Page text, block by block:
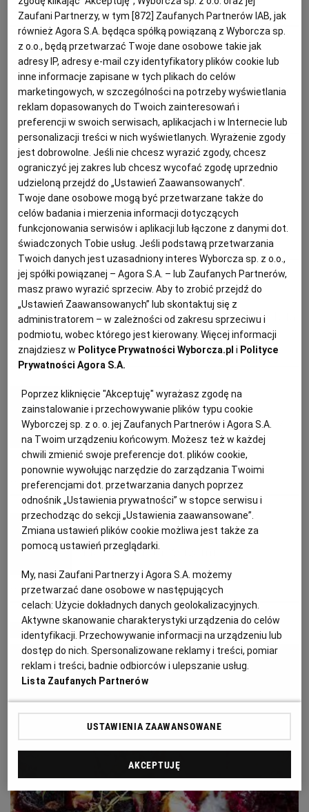
NAPOJE
SAŁATKI
MAKARONY
MIĘSA
RYBY
PRZEKĄSKI
DOMOWE PRZETWORY
SOST, DIPY I INNE DODATKI
DOMOWE PRZYJĘCIE
GRILL
KUCHNIA CHIŃSKA
KUCHNIA TAJSKA
KUCHNIA GRECKA
KUCHNIA PORTUGALSKA
KUCHNIA FRANCUSKA
KUCHNIA AMERYKAŃSKA
KUCHNIA POLSKA
KUCHNIA MEKSYKAŃSKA
KUCHNIA INDYJSKA
KUCHNIA HISZPAŃSKA
KUCHNIA NIEMIECKA
ZAKUPY
SPRZĘT KUCHENNY
FIT PRZEPISY
WEGE
WEGAN
BEZ GLUTENU
PODRÓŻE KULINARNE
HISTORIE KULINARNE
FELIETONY KULINARNE
KSIĄŻKI KULINARNE
SZEF KUCHNI
NASZE SERWISY
SERWISY LOKALNE
BIAŁYSTOK
BIELSKO-BIAŁA
BYDGOSZCZ
CZĘSTOCHOWA
ELBLĄG
GLIWICE
GORZÓW WIELKOPOLSKI
KALISZ
KATOWICE
KIELCE
KOSZALIN
KRAKÓW
LUBLIN
ŁÓDŹ
OPOLE
PŁOCK
WYBORCZA.PL
MAGAZYNY
DUŻY FORMAT
WOLNA SOBOTA
ALE HISTORIA
WYBORCZA TV I VOD
TYLKO ZDROWIE
KSIĄŻKI. MAGAZYN DO CZYTANIA
NASZA EUROPA
SŁÓWKA. MAGAZYN O JĘZYKU
WYBORCZA CLASSIC
WYBORCZA.BIZ
WYSOKIE OBCASY
BIQDATA
JUTRONAUCI
ARCHIWUM
INNE SERWISY
GAZETA.PL
TOK FM
SPORT.PL
PUBLIO.PL
KULTURALNYSKLEP.PL
ZDROWIE
POGODA
CZOSNEK FETA GRAHAMKA PESTO
Aurelia Grzywacz, dietetyk
Frittata z fetą i szpinakiem
FETA GROSZEK JAJKA SER FETA
Aurelia Grzywacz, dietetyk
Dorsz zapiekany z fetą i
pomidorkami
FETA OLIWA POMIDORY RYBY
Aurelia Grzywacz, dietetyk
Makaron z soczewicy z dynią i fetą
DANIA Z MAKARONEM DYNIA FETA SER FETA
Anna Stefańska
Brukselka zapiekana w miodzie z
bakaliami i serem feta
FETA MIÓD MORELE ORZECHY
Aurelia Grzywacz, dietetyk
Pieczona feta z figami
FETA FIGI KOLACJA MIÓD
MATERIAŁ PROMOCYJNY
Zaufani Partnerzy, w tym [872] Zaufanych Partnerów IAB, jak
również Agora S.A. będąca spółką powiązaną z Wyborcza sp.
z o.o., będą przetwarzać Twoje dane osobowe takie jak
adresy IP, adresy e-mail czy identyfikatory plików cookie lub
inne informacje zapisane w tych plikach do celów
marketingowych, w szczególności na potrzeby wyświetlania
reklam dopasowanych do Twoich zainteresowań i
preferencji w swoich serwisach, aplikacjach i w Internecie lub
personalizacji treści w nich wyświetlanych. Wyrażenie zgody
jest dobrowolne. Jeśli nie chcesz wyrazić zgody, chcesz
ograniczyć jej zakres lub chcesz wycofać zgodę uprzednio
udzieloną przejdź do „Ustawień Zaawansowanych”.
Twoje dane osobowe mogą być przetwarzane także do
celów badania i mierzenia informacji dotyczących
funkcjonowania serwisów i aplikacji lub łączone z danymi dot.
świadczonych Tobie usług. Jeśli podstawą przetwarzania
Twoich danych jest uzasadniony interes Wyborcza sp. z o.o.,
jej spółki powiązanej – Agora S.A. – lub Zaufanych Partnerów,
masz prawo wyrazić sprzeciw. Aby to zrobić przejdź do
„Ustawień Zaawansowanych” lub skontaktuj się z
administratorem – w zależności od zakresu sprzeciwu i
podmiotu, wobec którego jest kierowany. Więcej informacji
znajdziesz w Polityce Prywatności Wyborcza.pl i Polityce
Prywatności Agora S.A.
Poprzez kliknięcie "Akceptuję" wyrażasz zgodę na
zainstalowanie i przechowywanie plików typu cookie
Wyborczej sp. z o. o. jej Zaufanych Partnerów i Agora S.A.
na Twoim urządzeniu końcowym. Możesz też w każdej
chwili zmienić swoje preferencje dot. plików cookie,
ponownie wywołując narzędzie do zarządzania Twoimi
preferencjami dot. przetwarzania danych poprzez
odnośnik „Ustawienia prywatności” w stopce serwisu i
przechodząc do sekcji „Ustawienia zaawansowane”.
Zmiana ustawień plików cookie możliwa jest także za
pomocą ustawień przeglądarki.
My, nasi Zaufani Partnerzy i Agora S.A. możemy
przetwarzać dane osobowe w następujących
celach:Użycie dokładnych danych geolokalizacyjnych.
Aktywne skanowanie charakterystyki urządzenia do celów
identyfikacji. Przechowywanie informacji na urządzeniu lub
dostęp do nich. Spersonalizowane reklamy i treści, pomiar
reklam i treści, badnie odbiorców i ulepszanie usług.
Lista Zaufanych Partnerów
USTAWIENIA ZAAWANSOWANE
AKCEPTUJĘ